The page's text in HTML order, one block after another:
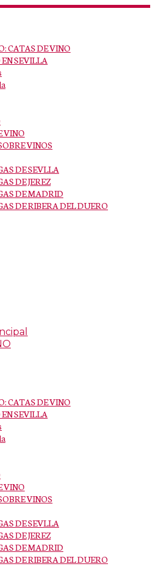
CATAS DE VINO
SEVILLA
VINO
VINOS
DE SEVLLA
DE JEREZ
DE MADRID
DE RIBERA DEL DUERO
CATAS DE VINO
SEVILLA
VINO
VINOS
DE SEVLLA
DE JEREZ
DE MADRID
DE RIBERA DEL DUERO